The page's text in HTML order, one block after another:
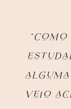
veio